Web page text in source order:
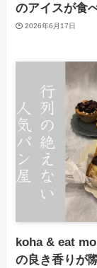
のアイスが食
2026年6月17日
koha & eat
の良き香りが